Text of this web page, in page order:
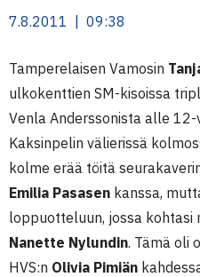
7.8.2011 | 09:38
Tamperelaisen Vamosin
ulkokenttien SM-kisoissa
Venla Anderssonista alle 12-
Kaksinpelin välierissä
kolme erää töitä
Emilia Pasasen kanssa,
loppuotteluun, jossa kohtasi
Nanette Nylundin. Tämä oli
HVS:n Olivia Pimiän